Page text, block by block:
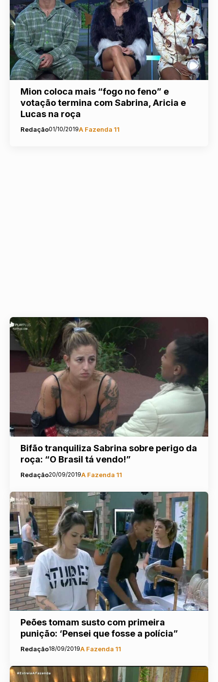
Mion coloca mais “fogo no feno” e
votação termina com Sabrina, Aricia e
Lucas na roça
Redação01/10/2019A Fazenda 11
Bifão tranquiliza Sabrina sobre perigo da
roça: “O Brasil tá vendo!”
Redação20/09/2019A Fazenda 11
Peões tomam susto com primeira
punição: ‘Pensei que fosse a polícia”
Redação18/09/2019A Fazenda 11